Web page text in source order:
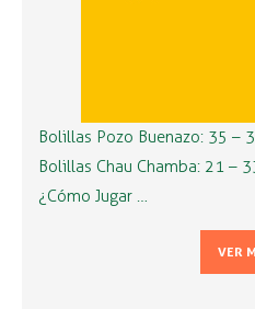
Bolillas Pozo Buenazo: 35 –
Bolillas Chau Chamba: 21 –
¿Cómo Jugar …
VER